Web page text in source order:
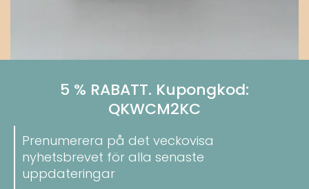
5 % RABATT. Kupongkod:
QKWCM2KC
Prenumerera på det veckovisa
nyhetsbrevet för alla senaste
uppdateringar